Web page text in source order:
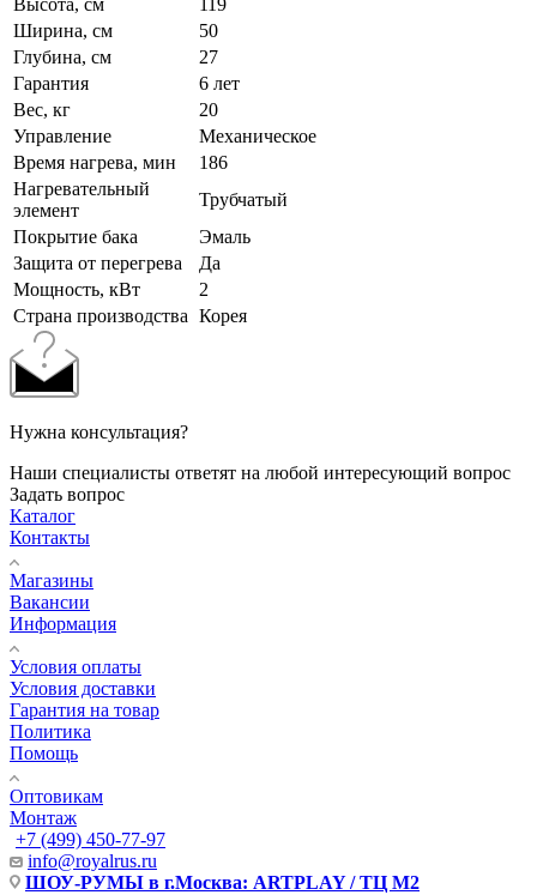
Высота, см
119
Ширина, см
50
Глубина, см
27
Гарантия
6 лет
Вес, кг
20
Управление
Механическое
Время нагрева, мин
186
Нагревательный
элемент
Трубчатый
Покрытие бака
Эмаль
Защита от перегрева
Да
Мощность, кВт
2
Страна производства Корея
Нужна консультация?
Наши специалисты ответят на любой интересующий вопрос
Задать вопрос
Каталог
Контакты
Магазины
Вакансии
Информация
Условия оплаты
Условия доставки
Гарантия на товар
Политика
Помощь
Оптовикам
Монтаж
+7 (499) 450-77-97
info@royalrus.ru
ШОУ-РУМЫ в г.Москва: ARTPLAY / ТЦ М2